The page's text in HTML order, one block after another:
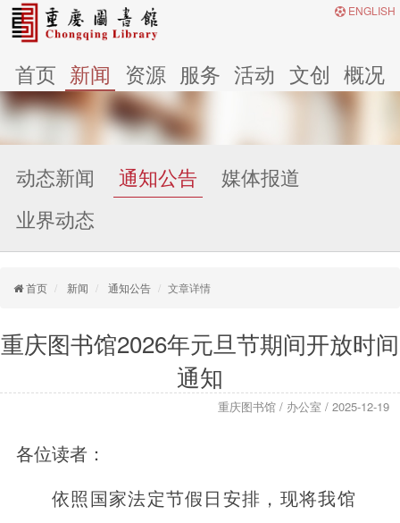
ENGLISH
首页 新闻 资源 服务 活动 文创 概况
动态新闻 通知公告
媒体报道
业界动态
首页 新闻 通知公告 文章详情
重庆图书馆2026年元旦节期间开放时间
通知
重庆图书馆 / 办公室 / 2025-12-19
各位读者：
依照国家法定节假日安排，现将我馆